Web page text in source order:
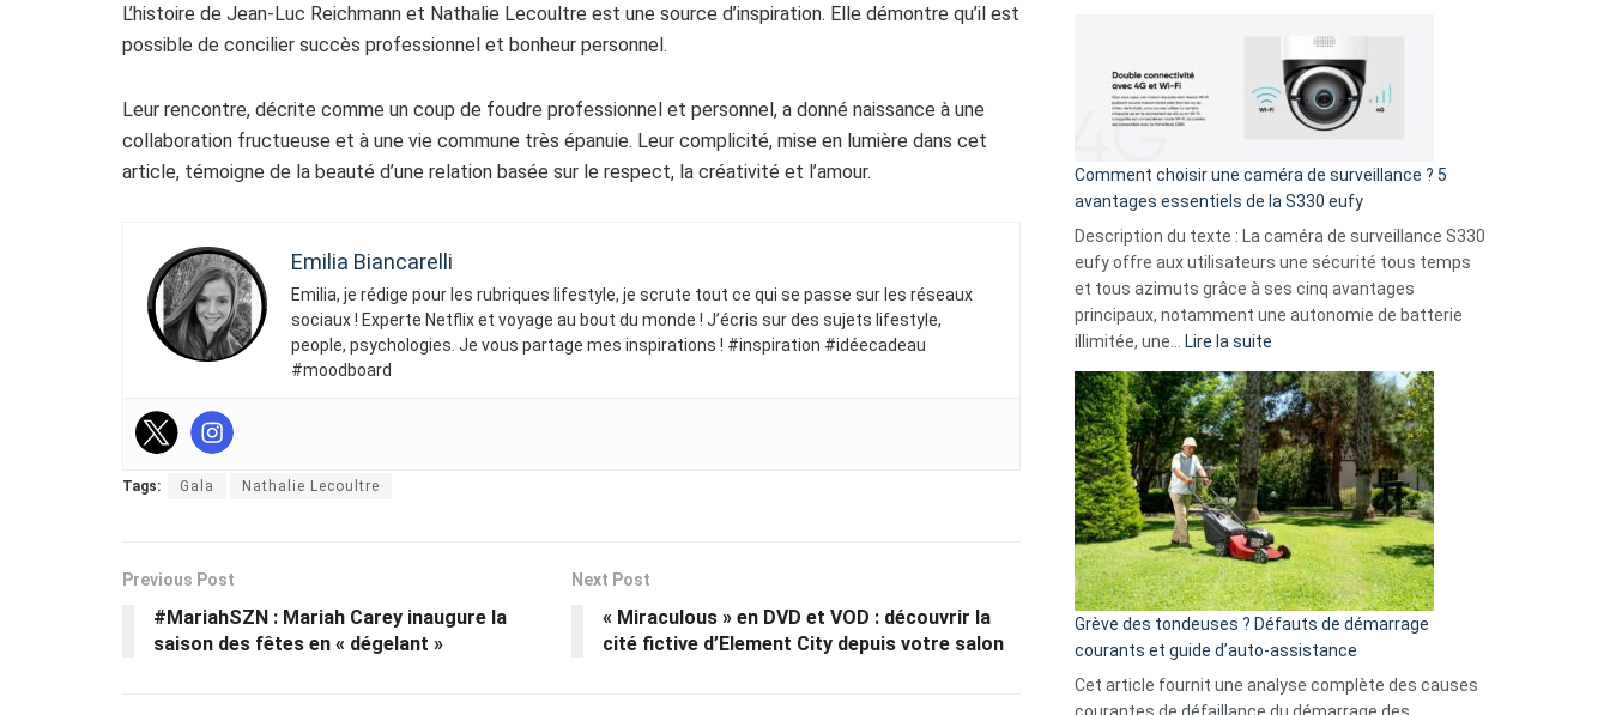
L’histoire de Jean-Luc Reichmann et Nathalie Lecoultre est une source d’inspiration. Elle démontre qu’il est
possible de concilier succès professionnel et bonheur personnel.
Leur rencontre, décrite comme un coup de foudre professionnel et personnel, a donné naissance à une
collaboration fructueuse et à une vie commune très épanuie. Leur complicité, mise en lumière dans cet
article, témoigne de la beauté d’une relation basée sur le respect, la créativité et l’amour.
Emilia Biancarelli
Emilia, je rédige pour les rubriques lifestyle, je scrute tout ce qui se passe sur les réseaux
sociaux ! Experte Netflix et voyage au bout du monde ! J’écris sur des sujets lifestyle,
people, psychologies. Je vous partage mes inspirations ! #inspiration #idéecadeau
#moodboard
Tags: Gala Nathalie Lecoultre
Previous Post
#MariahSZN : Mariah Carey inaugure la
saison des fêtes en « dégelant »
Next Post
« Miraculous » en DVD et VOD : découvrir la
cité fictive d’Element City depuis votre salon
record
La
fuite
16
milliards
données
menace
Facebook,
Telegram
GitHub
Comment choisir une caméra de surveillance ? 5
avantages essentiels de la S330 eufy
Description du texte : La caméra de surveillance S330
eufy offre aux utilisateurs une sécurité tous temps
et tous azimuts grâce à ses cinq avantages
principaux, notamment une autonomie de batterie
illimitée, une…
Lire la suite
choisir
une
caméra
de
surveillance
?
5
avantages
essentiels
de
la
S330
eufy
Grève des tondeuses ? Défauts de démarrage
courants et guide d’auto-assistance
Cet article fournit une analyse complète des causes